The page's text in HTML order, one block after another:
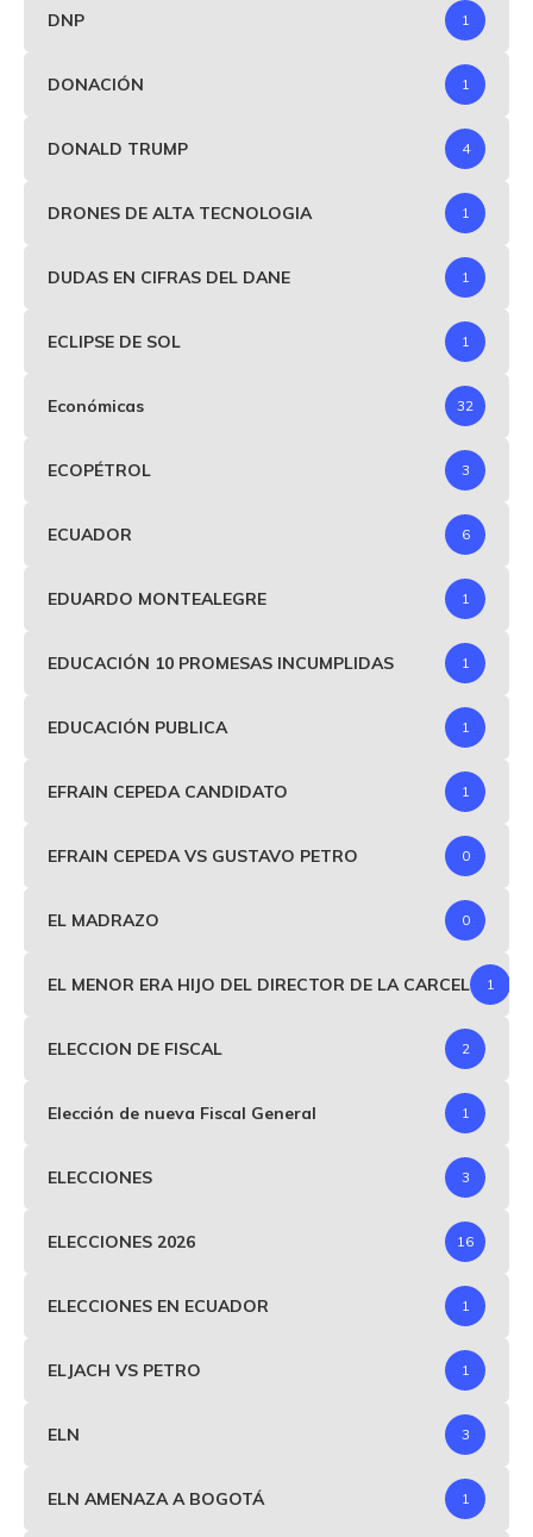
DNP 1
DONACIÓN 1
DONALD TRUMP 4
DRONES DE ALTA TECNOLOGIA 1
DUDAS EN CIFRAS DEL DANE 1
ECLIPSE DE SOL 1
Económicas 32
ECOPÉTROL 3
ECUADOR 6
EDUARDO MONTEALEGRE 1
EDUCACIÓN 10 PROMESAS INCUMPLIDAS 1
EDUCACIÓN PUBLICA 1
EFRAIN CEPEDA CANDIDATO 1
EFRAIN CEPEDA VS GUSTAVO PETRO 0
EL MADRAZO 0
EL MENOR ERA HIJO DEL DIRECTOR DE LA CARCEL 1
ELECCION DE FISCAL 2
Elección de nueva Fiscal General 1
ELECCIONES 3
ELECCIONES 2026 16
ELECCIONES EN ECUADOR 1
ELJACH VS PETRO 1
ELN 3
ELN AMENAZA A BOGOTÁ 1